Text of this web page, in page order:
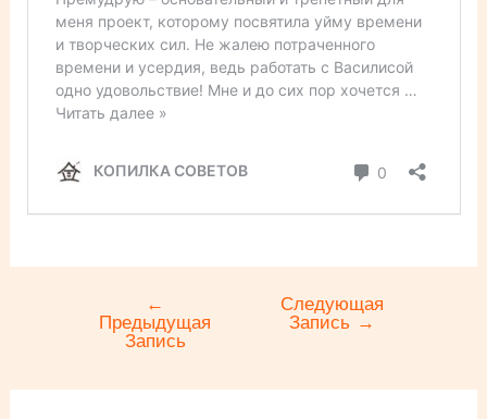
Навигация←
Предыдущая
Запись
Следующая
Запись →